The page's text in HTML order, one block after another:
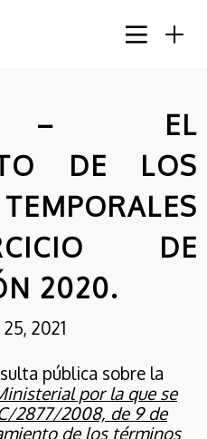
EL
DE
EN EL
– EL
DE LOS
DE
2020.
2021
pública sobre la
por la que se
2877/2008, de 9 de
de los términos